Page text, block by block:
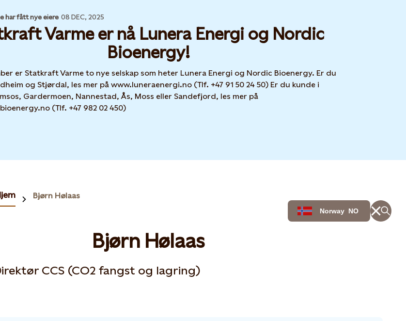
har fått nye eiere 08 DEC, 2025
Varme er nå Lunera Energi og Nordic
Bioenergy!
er Statkraft Varme to nye selskap som heter Lunera Energi og Nordic Bioenergy. Er du
og Stjørdal, les mer på www.luneraenergi.no (Tlf. +47 91 50 24 50) Er du kunde i
Gardermoen, Nannestad, Ås, Moss eller Sandefjord, les mer på
(Tlf. +47 982 02 450)
Norway NO
Bjørn Hølaas
Bjørn Hølaas
CCS (CO2 fangst og lagring)